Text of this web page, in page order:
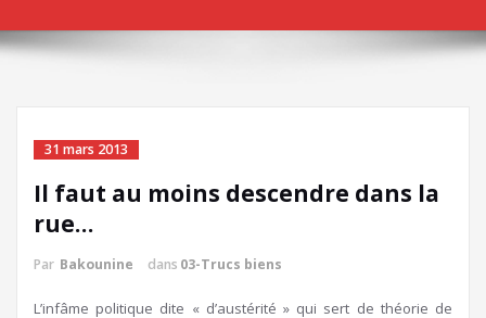
31 mars 2013
Il faut au moins descendre dans la
rue…
Par Bakounine dans 03-Trucs biens
L’infâme politique dite « d’austérité » qui sert de théorie de